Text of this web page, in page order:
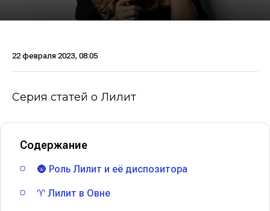
22 февраля 2023, 08:05
Серия статей о Лилит
Содержание
🌚 Роль Лилит и её диспозитора
♈ Лилит в Овне